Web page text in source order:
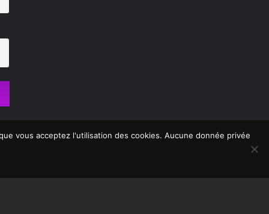
vous acceptez l'utilisation des cookies. Aucune donnée privée